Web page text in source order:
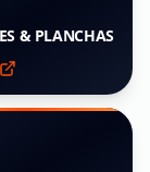
& PLANCHAS